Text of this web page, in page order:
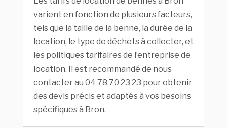
varient en fonction de plusieurs facteurs,
tels que la taille de la benne, la durée de la
location, le type de déchets à collecter, et
les politiques tarifaires de l’entreprise de
location. Il est recommandé de nous
contacter au 04 78 70 23 23 pour obtenir
des devis précis et adaptés à vos besoins
spécifiques à Bron.